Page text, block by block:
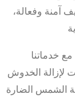
آمنة وفعالة،
خدماتنا
لإزالة الخدوش
الشمس الضارة